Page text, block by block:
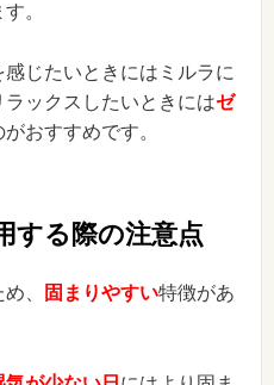
。
感じたいときにはミルラに
ラックスしたいときにはゼ
おすすめです。
する際の注意点
、 固まりやすい特徴があ